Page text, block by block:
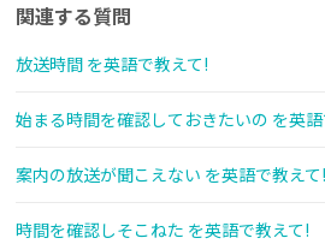
関連する質問
放送時間 を英語で教えて!
始まる時間を確認しておきたいの を英
案内の放送が聞こえない を英語で教えて!
時間を確認しそこねた を英語で教えて!